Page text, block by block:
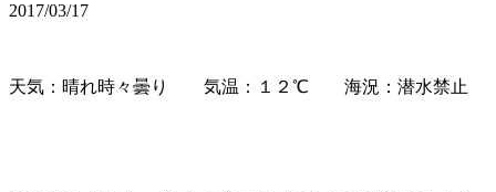
2017/03/17
天気：晴れ時々曇り 気温：１２℃ 海況：潜水禁止